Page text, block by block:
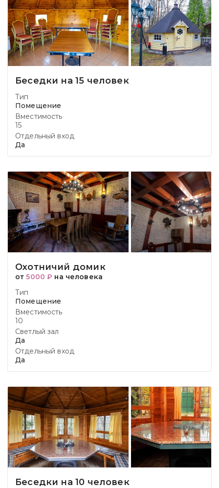
Беседки на 15 человек
Тип
Помещение
Вместимость
15
Отдельный вход
Да
Охотничий домик
от5000 ₽ на человека
Тип
Помещение
Вместимость
10
Светлый зал
Да
Отдельный вход
Да
Беседки на 10 человек